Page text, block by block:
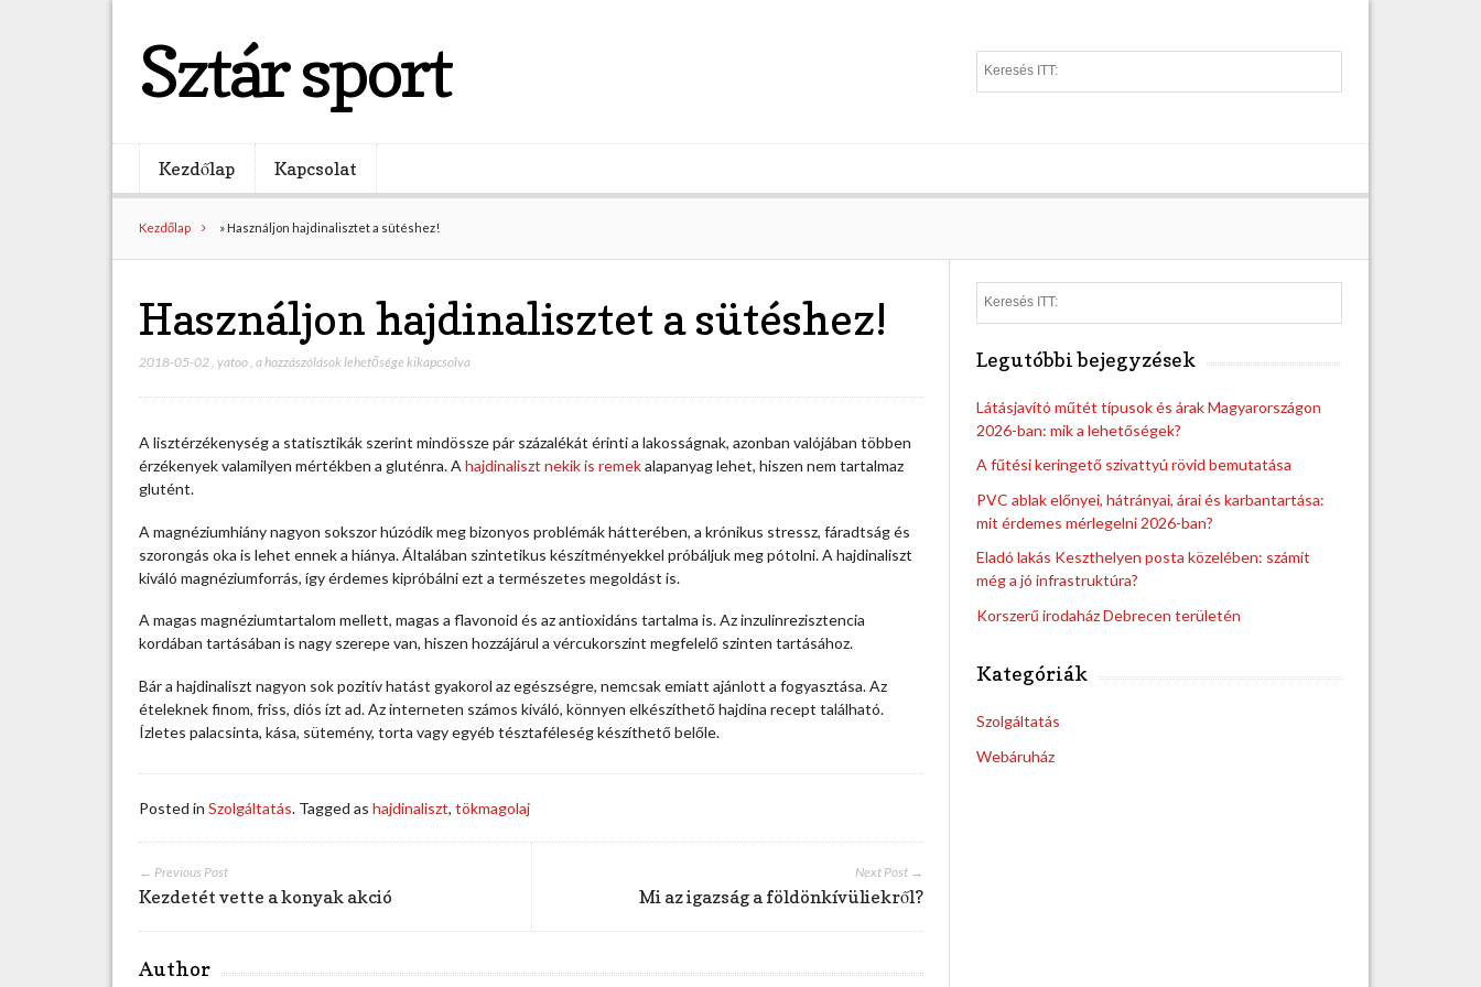
Sztár sport
e
c
Kezdőlap Kapcsolat
Kezdőlap » Használjon hajdinalisztet a sütéshez!
Használjon hajdinalisztet a sütéshez!
2018-05-02 ,yatoo ,H
n
á
o
n
a
j
i
n
a
i
s
t
t
a hozzászólások lehetősége kikapcsolva
A lisztérzékenység a statisztikák szerint mindössze pár százalékát érinti a lakosságnak, azonban valójában többen
érzékenyek valamilyen mértékben a gluténra. Ahajdinaliszt nekik is remekalapanyag lehet, hiszen nem tartalmaz
glutént.
A magnéziumhiány nagyon sokszor húzódik meg bizonyos problémák hátterében, a krónikus stressz, fáradtság és
szorongás oka is lehet ennek a hiánya. Általában szintetikus készítményekkel próbáljuk meg pótolni. A hajdinaliszt
kiváló magnéziumforrás, így érdemes kipróbálni ezt a természetes megoldást is.
A magas magnéziumtartalom mellett, magas a flavonoid és az antioxidáns tartalma is. Az inzulinrezisztencia
kordában tartásában is nagy szerepe van, hiszen hozzájárul a vércukorszint megfelelő szinten tartásához.
Bár a hajdinaliszt nagyon sok pozitív hatást gyakorol az egészségre, nemcsak emiatt ajánlott a fogyasztása. Az
ételeknek finom, friss, diós ízt ad. Az interneten számos kiváló, könnyen elkészíthető hajdina recept található.
Ízletes palacsinta, kása, sütemény, torta vagy egyéb tésztaféleség készíthető belőle.
Posted inSzolgáltatás. Tagged ashajdinaliszt,tökmagolaj
Next Post →
Mi az igazság a földönkívüliekről?
← Previous Post
Kezdetét vette a konyak akció
Author
e
Legutóbbi bejegyzések
Látásjavító műtét típusok és árak Magyarországon
2026-ban: mik a lehetőségek?
A fűtési keringető szivattyú rövid bemutatása
PVC ablak előnyei, hátrányai, árai és karbantartása:
mit érdemes mérlegelni 2026-ban?
Eladó lakás Keszthelyen posta közelében: számít
még a jó infrastruktúra?
Korszerű irodaház Debrecen területén
Kategóriák
Szolgáltatás
Webáruház